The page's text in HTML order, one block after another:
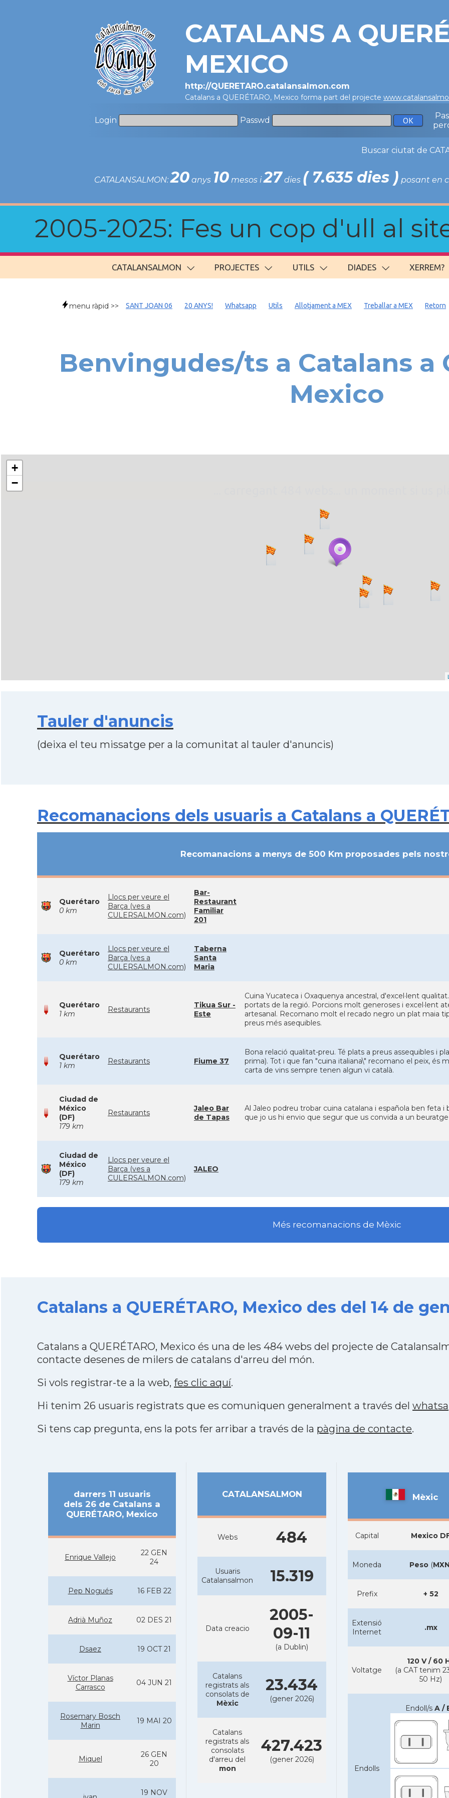
CATALANS A
MEXICO
http://QUERETARO.catalansalmon.com
Catalans a QUERÉTARO, Mexico forma part del projecte
Login Passwd
Buscar ciutat de
CATALANSALMON:20 anys 10 mesos i27 dies ( 7.635 dies ) posant en
2005-2025: Fes un cop d'ull al
CATALANSALMON PROJECTES UTILS DIADES XERREM?
menu ràpid >> SANT JOAN 06 20 ANYS! Whatsapp Utils Allotjament a MEX Treballar a MEX Retorn
Benvingudes/ts a Catalans a
Mexico
+
−
Tauler d'anuncis
(deixa el teu missatge per a la comunitat al tauler d'anuncis)
Recomanacions dels usuaris a Catalans a
Recomanacions a menys de 500 Km proposades pels
Querétaro
0 km
Llocs per veure el
Barça (ves a
CULERSALMON.com)
Bar-
Restaurant
Familiar
201
Querétaro
0 km
Llocs per veure el
Barça (ves a
CULERSALMON.com)
Taberna
Santa
Maria
Querétaro
1 km
Restaurants
Tikua Sur -
Este
Cuina Yucateca i Oxaquenya ancestral, d'excel·lent
portats de la regió. Porcions molt generoses i excel·lent
artesanal. Recomano molt el recado negro un plat maia
preus més asequibles.
Querétaro
1 km
Restaurants Fiume 37
Bona relació qualitat-preu. Té plats a preus assequibles i
prima). Tot i que fan "cuina italiana\" recomano el peix, és
carta de vins sempre tenen algun vi català.
Ciudad de
México
(DF)
179 km
Restaurants
Jaleo Bar
de Tapas
Al Jaleo podreu trobar cuina catalana i española ben feta
que jo us hi envio que segur que us convida a un beuratge
Ciudad de
México
(DF)
179 km
Llocs per veure el
Barça (ves a
CULERSALMON.com)
JALEO
Més recomanacions de Mèxic
Catalans a QUERÉTARO, Mexico des del 14 de
Catalans a QUERÉTARO, Mexico és una de les 484 webs del projecte de
contacte desenes de milers de catalans d'arreu del món.
Si vols registrar-te a la web, fes clic aquí.
Hi tenim 26 usuaris registrats que es comuniquen generalment a través del
Si tens cap pregunta, ens la pots fer arribar a través de la pàgina de contacte.
darrers 11 usuaris
dels 26 de Catalans a
QUERÉTARO, Mexico
Enrique Vallejo
22 GEN
24
Pep Nogués 16 FEB 22
Adrià Muñoz 02 DES 21
Dsaez 19 OCT 21
Ví­ctor Planas
Carrasco
04 JUN 21
Rosemary Bosch
Marin
19 MAI 20
Miquel
26 GEN
20
19 NOV
CATALANSALMON
Webs 484
Usuaris
Catalansalmon
15.319
Data creacio
2005-
09-11
(a Dublin)
Catalans
registrats als
consolats de
Mèxic
23.434
(gener 2026)
Catalans
registrats als
consolats
d'arreu del
mon
427.423
(gener 2026)
Mèxic
Capital Mexico
Moneda Peso (
Prefix + 52
Extensió
Internet
.mx
Voltatge
120 V / 60
(a CAT tenim
50 Hz)
Endolls
Endoll/s A /